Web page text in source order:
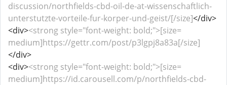
discussion/northfields-cbd-oil-de-at-wissenschaftlich-
unterstutzte-vorteile-fur-korper-und-geist/[/size]</div>
<div><strong style="font-weight: bold;">[size=
medium]https://gettr.com/post/p3lgpj8a83a[/size]
</div>
<div><strong style="font-weight: bold;">[size=
medium]https://id.carousell.com/p/northfields-cbd-